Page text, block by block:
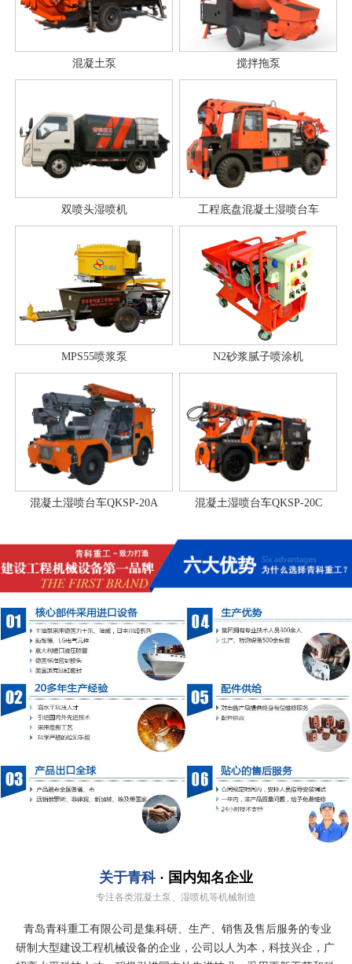
混凝土泵 搅拌拖泵
双喷头湿喷机 工程底盘混凝土湿喷台车
MPS55喷浆泵 N2砂浆腻子喷涂机
混凝土湿喷台车QKSP-20A 混凝土湿喷台车QKSP-20C
关于青科· 国内知名企业
专注各类混凝土泵、湿喷机等机械制造
青岛青科重工有限公司是集科研、生产、销售及售后服务的专业
研制大型建设工程机械设备的企业，公司以人为本，科技兴企，广